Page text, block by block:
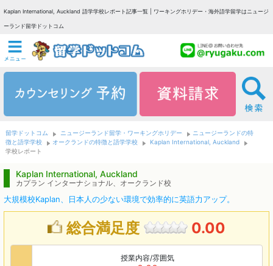
Kaplan International, Auckland 語学学校レポート記事一覧 | ワーキングホリデー・海外語学留学はニュージ
ーランド留学ドットコム
留学ドットコム ニュージーランド留学・ワーキングホリデー
ニュージーランドの特
徴と語学学校
オークランドの特徴と語学学校
Kaplan International, Auckland
学校レポート
Kaplan International, Auckland
カプラン インターナショナル、オークランド校
大規模校Kaplan、日本人の少ない環境で効率的に英語力アップ。
総合満足度 0.00
授業内容/雰囲気